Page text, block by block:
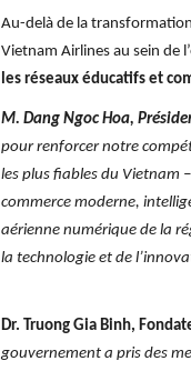
Au-delà de la
Vietnam Airlines au sein de
les réseaux éducatifs et
M. Dang Ngoc Hoa,
pour renforcer notre
les plus fiables du Vietnam
commerce moderne,
aérienne numérique de la
la technologie et de
Dr. Truong Gia Binh,
gouvernement a pris des